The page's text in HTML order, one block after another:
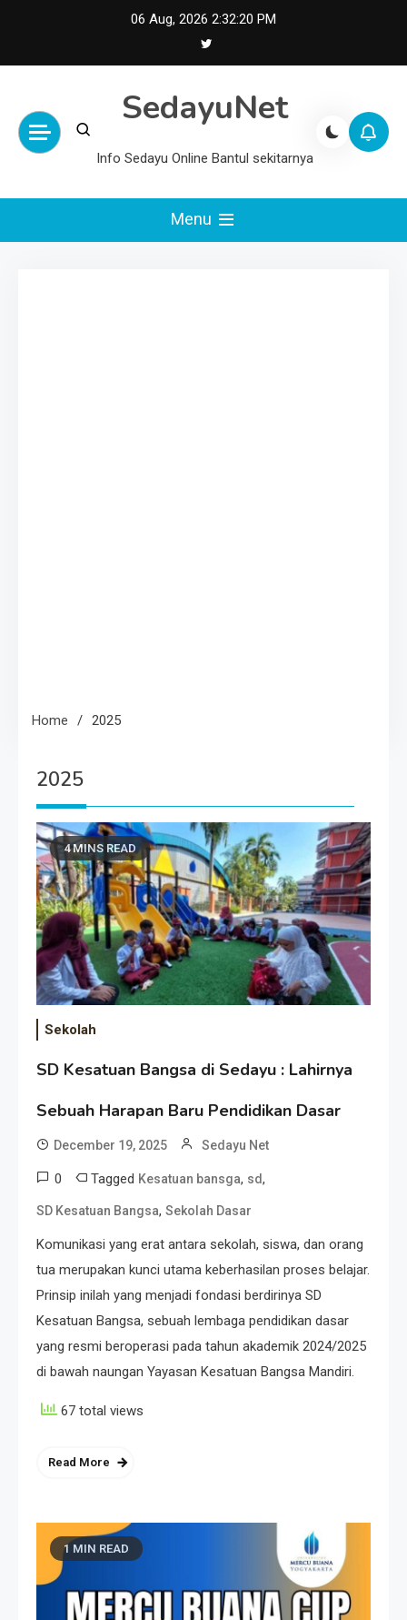
06 Aug, 2026 2:32:21 PM
SedayuNet
Info Sedayu Online Bantul sekitarnya
Menu
Home 2025
2025
4 MINS READ
Sekolah
SD Kesatuan Bangsa di Sedayu : Lahirnya
Sebuah Harapan Baru Pendidikan Dasar
December 19, 2025 Sedayu Net
0 Tagged Kesatuan bansga, sd,
SD Kesatuan Bangsa, Sekolah Dasar
Komunikasi yang erat antara sekolah, siswa, dan orang
tua merupakan kunci utama keberhasilan proses belajar.
Prinsip inilah yang menjadi fondasi berdirinya SD
Kesatuan Bangsa, sebuah lembaga pendidikan dasar
yang resmi beroperasi pada tahun akademik 2024/2025
di bawah naungan Yayasan Kesatuan Bangsa Mandiri.
67 total views
Read More
1 MIN READ